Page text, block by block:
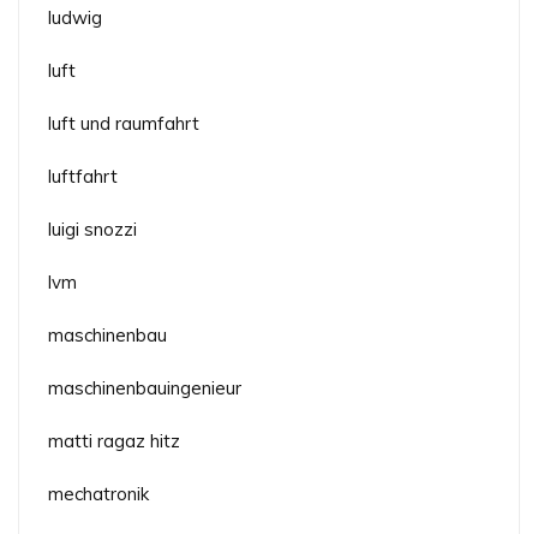
ludwig
luft
luft und raumfahrt
luftfahrt
luigi snozzi
lvm
maschinenbau
maschinenbauingenieur
matti ragaz hitz
mechatronik